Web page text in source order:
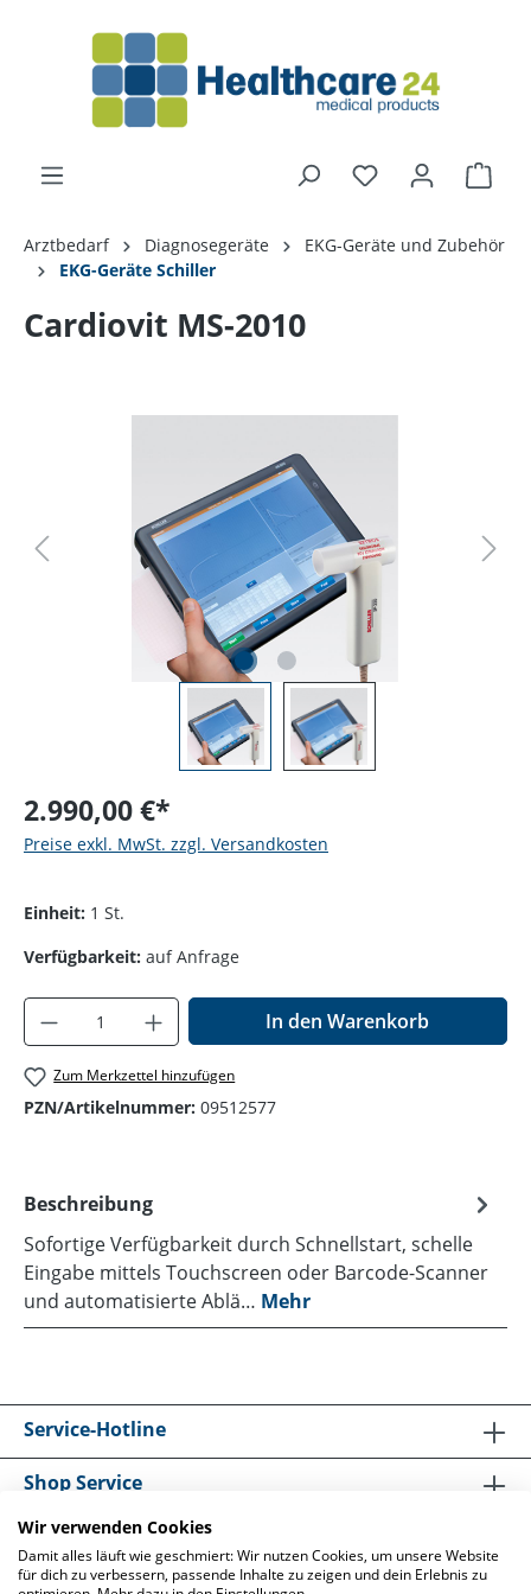
Arztbedarf Diagnosegeräte
EKG-Geräte und Zubehör
EKG-Geräte Schiller
Cardiovit MS-2010
2.990,00 €*
Preise exkl. MwSt. zzgl. Versandkosten
Einheit: 1 St.
Verfügbarkeit: auf Anfrage
Produkt Anzahl: Gib den gewünschten
In den Warenkorb
Zum Merkzettel hinzufügen
PZN/Artikelnummer: 09512577
Beschreibung
Sofortige Verfügbarkeit durch Schnellstart, schelle
Eingabe mittels Touchscreen oder Barcode-Scanner
und automatisierte Ablä… Mehr
Service-Hotline
Shop Service
Informationen
Wir verwenden Cookies
Damit alles läuft wie geschmiert: Wir nutzen Cookies, um unsere Website
für dich zu verbessern, passende Inhalte zu zeigen und dein Erlebnis zu